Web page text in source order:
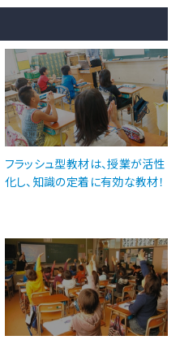
フラッシュ型教材は、授業が活性
化し、知識の定着に有効な教材！